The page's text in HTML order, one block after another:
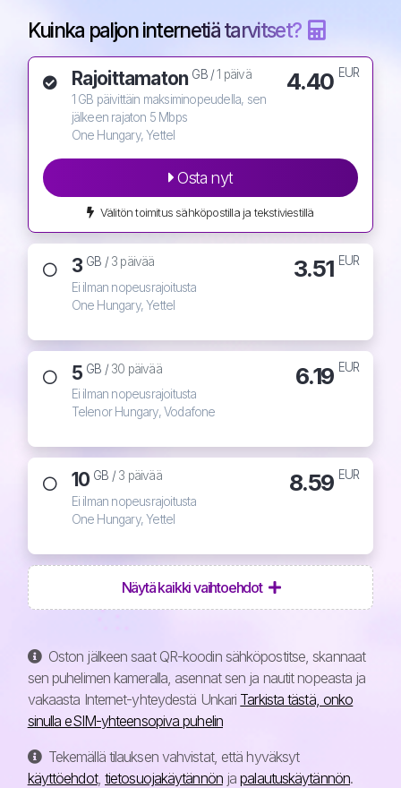
Kuinka paljon internetiä tarvitset?
Rajoittamaton GB /1 päivä
1 GB päivittäin maksiminopeudella, sen
jälkeen rajaton 5 Mbps
One Hungary, Yettel
4.40 EUR
Osta nyt
Välitön toimitus sähköpostilla ja tekstiviestillä
3 GB /3 päivää
Ei ilman nopeusrajoitusta
One Hungary, Yettel
3.51 EUR
5 GB /30 päivää
Ei ilman nopeusrajoitusta
Telenor Hungary, Vodafone
6.19 EUR
10 GB /3 päivää
Ei ilman nopeusrajoitusta
One Hungary, Yettel
8.59 EUR
Näytä kaikki vaihtoehdot
Oston jälkeen saat QR-koodin sähköpostitse, skannaat
sen puhelimen kameralla, asennat sen ja nautit nopeasta ja
vakaasta Internet-yhteydestä Unkari Tarkista tästä, onko
sinulla eSIM-yhteensopiva puhelin
Tekemällä tilauksen vahvistat, että hyväksyt
käyttöehdot, tietosuojakäytännönjapalautuskäytännön.